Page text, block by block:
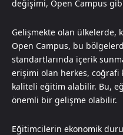
değişimi, Open Campus
Gelişmekte olan ülkelerde,
Open Campus, bu
standartlarında içerik
erişimi olan herkes, coğrafi
kaliteli eğitim alabilir. Bu,
önemli bir gelişme olabilir.
Eğitimcilerin ekonomik